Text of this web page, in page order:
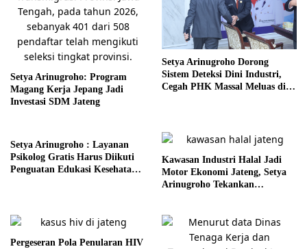
Setya Arinugroho: Program
Magang Kerja Jepang Jadi
Investasi SDM Jateng
Setya Arinugroho Dorong
Sistem Deteksi Dini Industri,
Cegah PHK Massal Meluas di
Setya Arinugroho : Layanan
Psikolog Gratis Harus Diikuti
Penguatan Edukasi Kesehatan
Kawasan Industri Halal Jadi
Motor Ekonomi Jateng, Setya
Arinugroho Tekankan
Pergeseran Pola Penularan HIV